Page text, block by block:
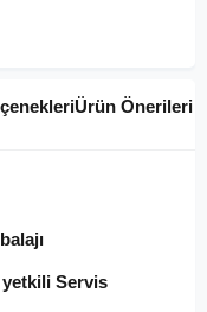
Ürün Önerileri
yetkili Servis